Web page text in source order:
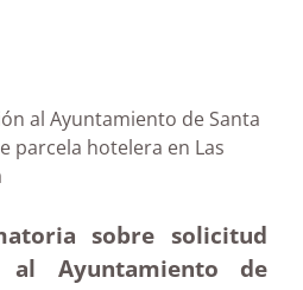
al Ayuntamiento de Santa
parcela hotelera en Las
sobre solicitud
al Ayuntamiento de